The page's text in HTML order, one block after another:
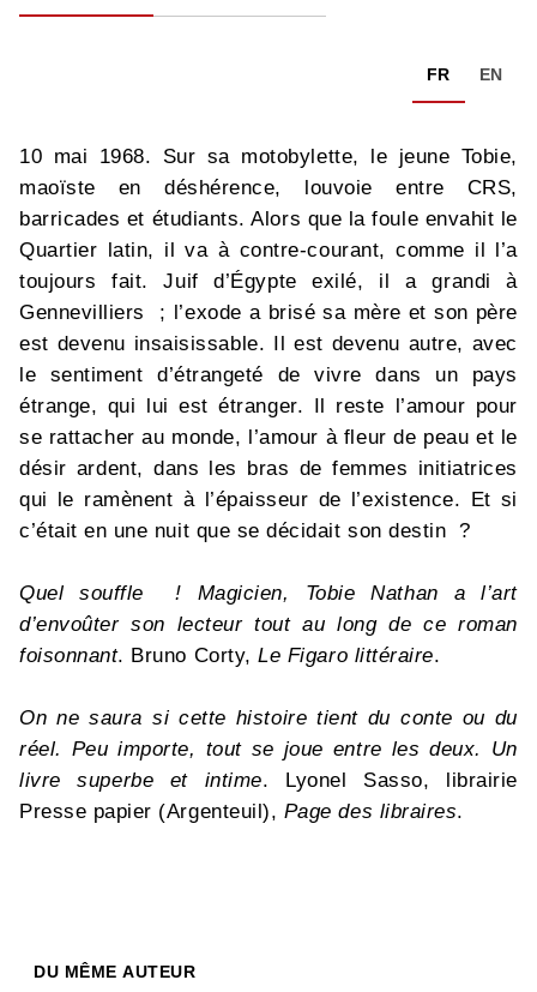
FR EN
10 mai 1968. Sur sa motobylette, le jeune Tobie,
maoïste en déshérence, louvoie entre CRS,
barricades et étudiants. Alors que la foule envahit le
Quartier latin, il va à contre-courant, comme il l’a
toujours fait. Juif d’Égypte exilé, il a grandi à
Gennevilliers ; l’exode a brisé sa mère et son père
est devenu insaisissable. Il est devenu autre, avec
le sentiment d’étrangeté de vivre dans un pays
étrange, qui lui est étranger. Il reste l’amour pour
se rattacher au monde, l’amour à fleur de peau et le
désir ardent, dans les bras de femmes initiatrices
qui le ramènent à l’épaisseur de l’existence. Et si
c’était en une nuit que se décidait son destin ?
Quel souffle ! Magicien, Tobie Nathan a l’art
d’envoûter son lecteur tout au long de ce roman
foisonnant. Bruno Corty,Le Figaro littéraire.
On ne saura si cette histoire tient du conte ou du
réel. Peu importe, tout se joue entre les deux. Un
livre superbe et intime. Lyonel Sasso, librairie
Presse papier (Argenteuil), Page des libraires.
DU MÊME AUTEUR